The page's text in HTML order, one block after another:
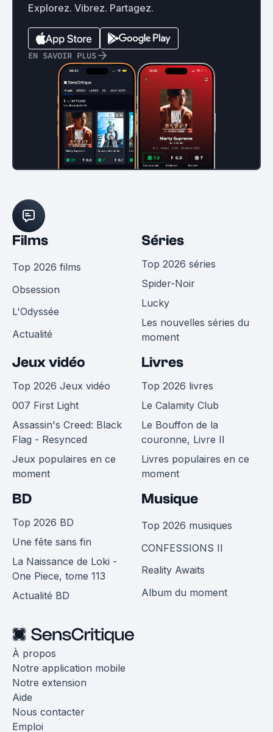
Explorez. Vibrez. Partagez.
EN SAVOIR PLUS
Films
Top 2026 films
Obsession
L'Odyssée
Actualité
Séries
Top 2026 séries
Spider-Noir
Lucky
Les nouvelles séries du
moment
Jeux vidéo
Top 2026 Jeux vidéo
007 First Light
Assassin's Creed: Black
Flag - Resynced
Jeux populaires en ce
moment
Livres
Top 2026 livres
Le Calamity Club
Le Bouffon de la
couronne, Livre II
Livres populaires en ce
moment
BD
Top 2026 BD
Une fête sans fin
La Naissance de Loki -
One Piece, tome 113
Actualité BD
Musique
Top 2026 musiques
CONFESSIONS II
Reality Awaits
Album du moment
À propos
Notre application mobile
Notre extension
Aide
Nous contacter
Emploi